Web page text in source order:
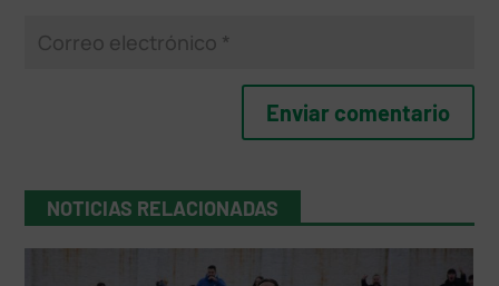
NOTICIAS RELACIONADAS